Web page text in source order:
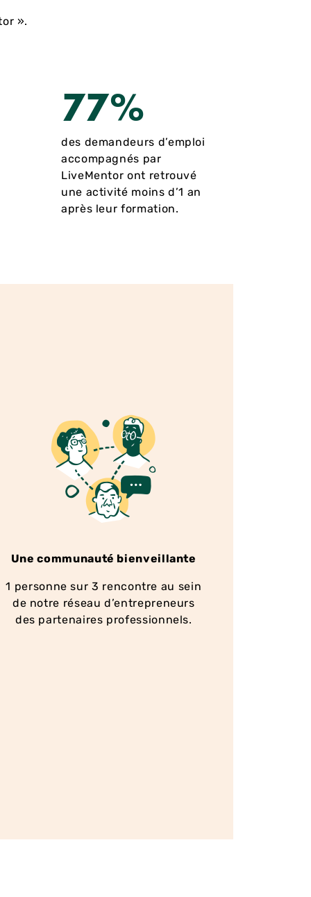
».
77%
des demandeurs d’emploi
accompagnés par
LiveMentor ont retrouvé
une activité moins d’1 an
après leur formation.
Une communauté bienveillante
1 personne sur 3 rencontre au sein
de notre réseau d’entrepreneurs
des partenaires professionnels.